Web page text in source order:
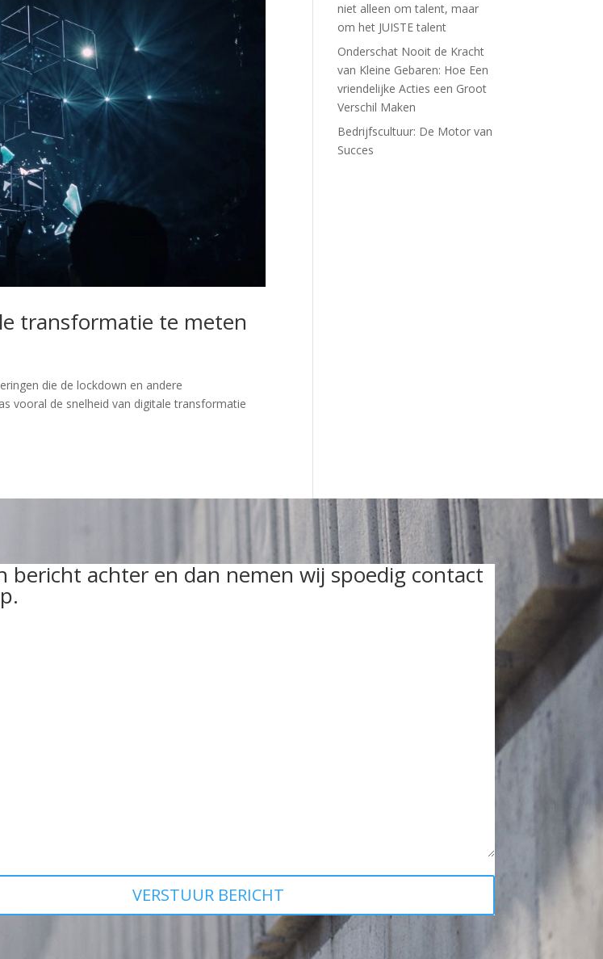
transformatie te meten
die de lockdown en andere
vooral de snelheid van digitale transformatie
niet alleen om talent, maar
om het JUISTE talent
Onderschat Nooit de Kracht
van Kleine Gebaren: Hoe Een
vriendelijke Acties een Groot
Verschil Maken
Bedrijfscultuur: De Motor van
Succes
bericht achter en dan nemen wij spoedig contact
VERSTUUR BERICHT